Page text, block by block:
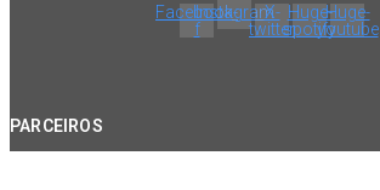
Facebook-
f
InstagramX-
twitter
Huge-
spotify
Huge-
youtube
PARCEIROS